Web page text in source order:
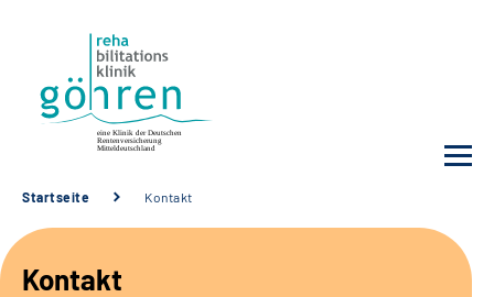
Unsere Klinik
Startseite Kontakt
Kontakt